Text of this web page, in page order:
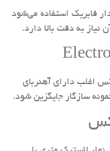
فابریک استفاده می‌شود
به دقت بالا دارد.
اغلب دارای آهنربای
سازگار جایگزین شود.